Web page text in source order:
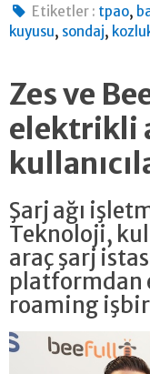
Etiketler : tpao,
kuyusu, sondaj,
Zes ve
elektrikli
Şarj ağı
Teknoloji,
araç şarj
platformdan
roaming